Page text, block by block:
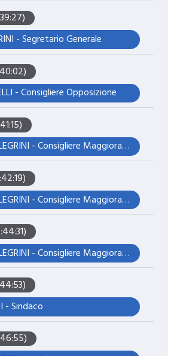
- Segretario Generale
- Consigliere Opposizione
Michele PELLEGRINI - Consigliere Maggioranza – Presidente del Consiglio
Michele PELLEGRINI - Consigliere Maggioranza – Presidente del Consiglio
Michele PELLEGRINI - Consigliere Maggioranza – Presidente del Consiglio
- Sindaco